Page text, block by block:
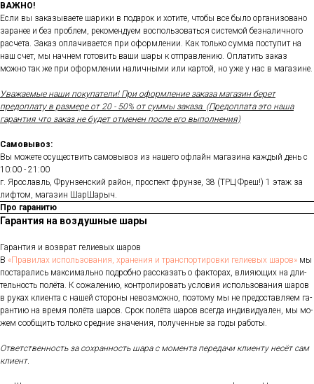
ВАЖНО!
Если вы заказываете шарики в подарок и хотите, чтобы все было организовано
заранее и без проблем, рекомендуем воспользоваться системой безналичного
расчета. Заказ оплачивается при оформлении. Как только сумма поступит на
наш счет, мы начнем готовить ваши шары к отправлению. Оплатить заказ
можно так же при оформлении наличными или картой, но уже у нас в магазине.
Уважаемые наши покупатели! При оформление заказа магазин берет
предоплату в размере от 20 - 50% от суммы заказа. (Предоплата это наша
гарантия что заказ не будет отменен после его выполнения)
Самовывоз:
Вы можете осуществить самовывоз из нашего офлайн магазина каждый день с
10:00 - 21:00
г. Ярославль, Фрунзенский район, проспект фрунзе, 38 (ТРЦ Фреш!) 1 этаж за
лифтом, магазин ШарШарыч.
Про гаранитю
Гарантия на воздушные шары
Га­ран­тия и воз­врат ге­ли­евых ша­ров
В «Пра­ви­лах ис­поль­зо­ва­ния, хра­не­ния и тран­спор­ти­ров­ки ге­ли­евых ша­ров» мы
пос­та­рались мак­си­маль­но под­робно рас­ска­зать о фак­то­рах, вли­яющих на дли­
тель­ность по­лёта. К со­жале­нию, кон­тро­лиро­вать ус­ло­вия ис­поль­зо­вания ша­ров
в ру­ках кли­ен­та с на­шей сто­роны не­воз­можно, по­это­му мы не пре­дос­тавля­ем га­
ран­тию на вре­мя по­лёта ша­ров. Срок по­лёта ша­ров всег­да ин­ди­виду­ален, мы мо­
жем со­об­щить толь­ко сред­ние зна­чения, по­лучен­ные за го­ды ра­боты.
От­ветс­твен­ность за сох­ранность ша­ра с мо­мен­та пе­реда­чи кли­ен­ту не­сёт сам
кли­ент.